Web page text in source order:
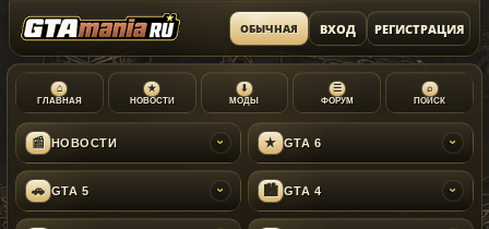
ОБЫЧНАЯ ВХОД РЕГИСТРАЦИЯ
⌂
ГЛАВНАЯ
★
НОВОСТИ
⬇
МОДЫ
☰
ФОРУМ
⌕
ПОИСК
📰 НОВОСТИ › ★ GTA 6 ›
🚗 GTA 5 › 🏙 GTA 4 ›